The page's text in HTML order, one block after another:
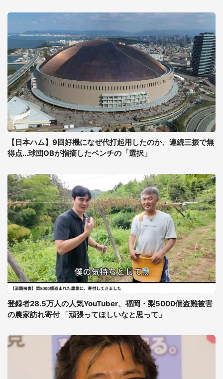
【日本ハム】9回好機になぜ代打起用したのか、連続三振で無
得点...球団OBが指摘したベンチの「選択」
登録者28.5万人の人気YouTuber、福岡・梨5000個盗難被害
の農家訪れ寄付 「頑張ってほしいなと思って」